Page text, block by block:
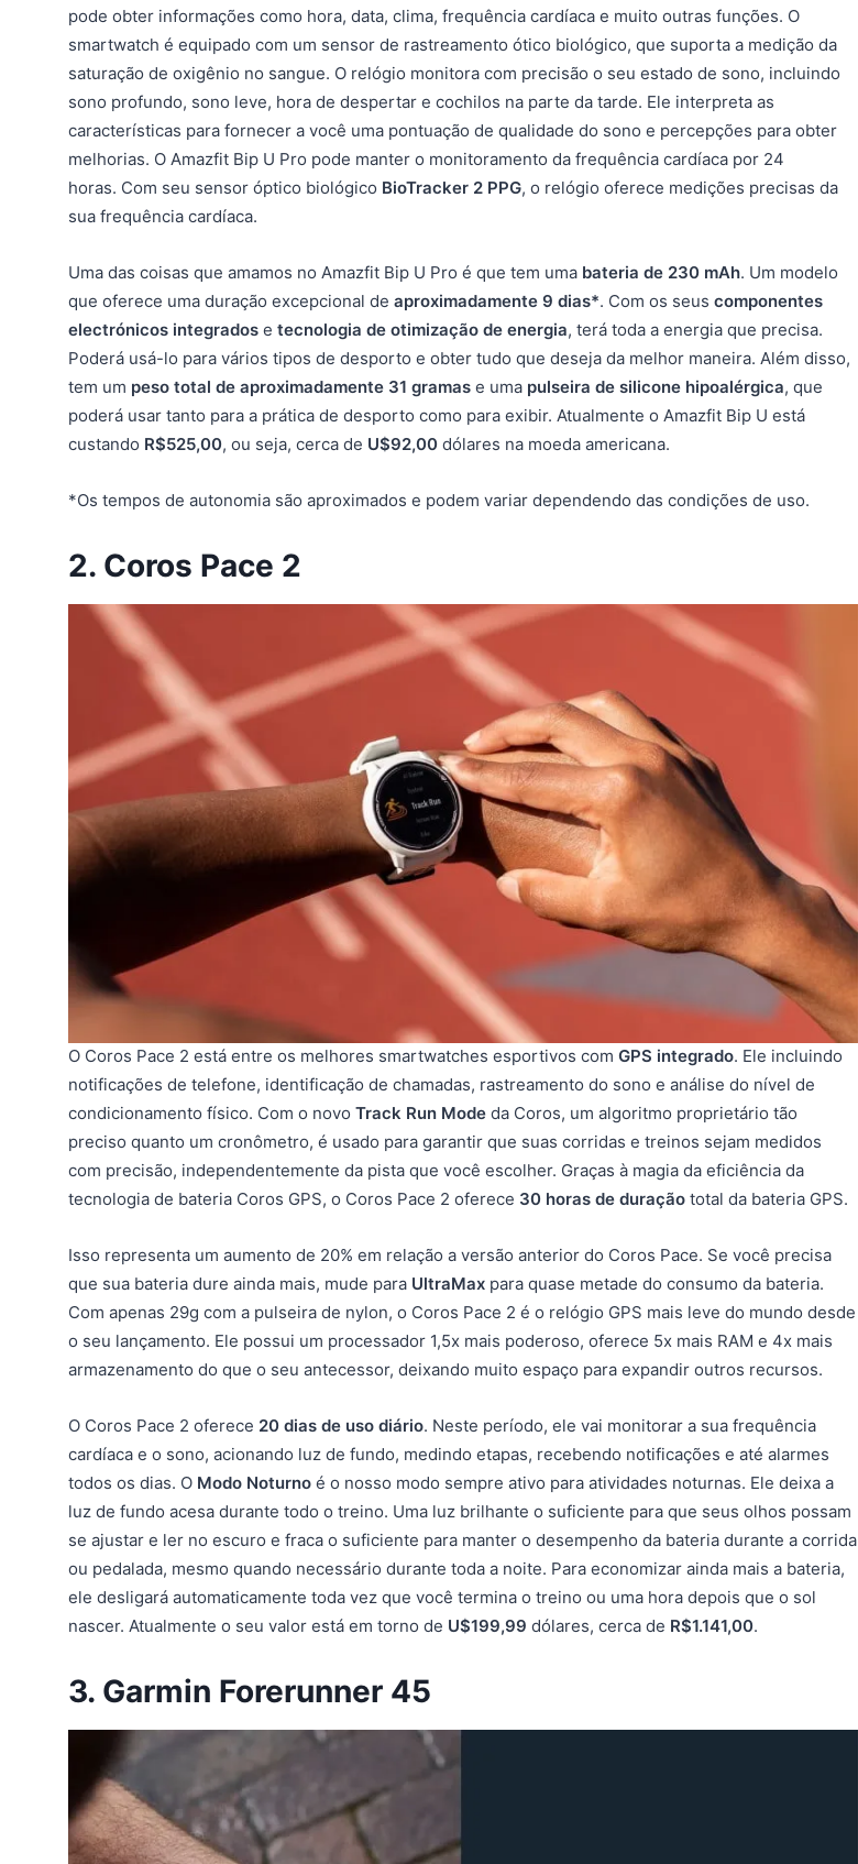
pode obter informações como hora, data, clima, frequência cardíaca e muito outras funções. O
smartwatch é equipado com um sensor de rastreamento ótico biológico, que suporta a medição da
saturação de oxigênio no sangue. O relógio monitora com precisão o seu estado de sono, incluindo
sono profundo, sono leve, hora de despertar e cochilos na parte da tarde. Ele interpreta as
características para fornecer a você uma pontuação de qualidade do sono e percepções para obter
melhorias. O Amazfit Bip U Pro pode manter o monitoramento da frequência cardíaca por 24
horas. Com seu sensor óptico biológico BioTracker 2 PPG, o relógio oferece medições precisas da
sua frequência cardíaca.
Uma das coisas que amamos no Amazfit Bip U Pro é que tem uma bateria de 230 mAh. Um modelo
que oferece uma duração excepcional de aproximadamente 9 dias*. Com os seus componentes
electrónicos integrados e tecnologia de otimização de energia, terá toda a energia que precisa.
Poderá usá-lo para vários tipos de desporto e obter tudo que deseja da melhor maneira. Além disso,
tem um peso total de aproximadamente 31 gramas e uma pulseira de silicone hipoalérgica, que
poderá usar tanto para a prática de desporto como para exibir. Atualmente o Amazfit Bip U está
custando R$525,00, ou seja, cerca de U$92,00 dólares na moeda americana.
*Os tempos de autonomia são aproximados e podem variar dependendo das condições de uso.
2. Coros Pace 2
O Coros Pace 2 está entre os melhores smartwatches esportivos com GPS integrado. Ele incluindo
notificações de telefone, identificação de chamadas, rastreamento do sono e análise do nível de
condicionamento físico. Com o novo Track Run Mode da Coros, um algoritmo proprietário tão
preciso quanto um cronômetro, é usado para garantir que suas corridas e treinos sejam medidos
com precisão, independentemente da pista que você escolher. Graças à magia da eficiência da
tecnologia de bateria Coros GPS, o Coros Pace 2 oferece 30 horas de duração total da bateria GPS.
Isso representa um aumento de 20% em relação a versão anterior do Coros Pace. Se você precisa
que sua bateria dure ainda mais, mude para UltraMax para quase metade do consumo da bateria.
Com apenas 29g com a pulseira de nylon, o Coros Pace 2 é o relógio GPS mais leve do mundo desde
o seu lançamento. Ele possui um processador 1,5x mais poderoso, oferece 5x mais RAM e 4x mais
armazenamento do que o seu antecessor, deixando muito espaço para expandir outros recursos.
O Coros Pace 2 oferece 20 dias de uso diário. Neste período, ele vai monitorar a sua frequência
cardíaca e o sono, acionando luz de fundo, medindo etapas, recebendo notificações e até alarmes
todos os dias. O Modo Noturno é o nosso modo sempre ativo para atividades noturnas. Ele deixa a
luz de fundo acesa durante todo o treino. Uma luz brilhante o suficiente para que seus olhos possam
se ajustar e ler no escuro e fraca o suficiente para manter o desempenho da bateria durante a corrida
ou pedalada, mesmo quando necessário durante toda a noite. Para economizar ainda mais a bateria,
ele desligará automaticamente toda vez que você termina o treino ou uma hora depois que o sol
nascer. Atualmente o seu valor está em torno de U$199,99 dólares, cerca de R$1.141,00.
3. Garmin Forerunner 45